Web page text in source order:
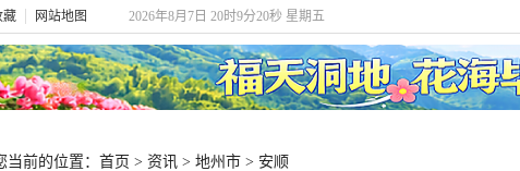
藏 网站地图 2026年8月7日 20时9分20秒 星期五
当前的位置： 首页 > 资讯 > 地州市 > 安顺